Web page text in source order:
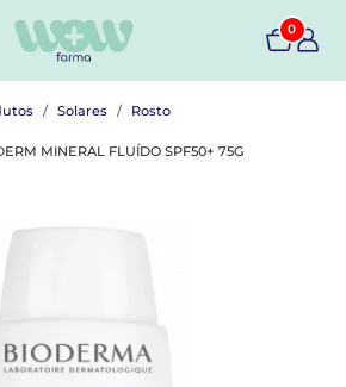
0
Solares Rosto
MINERAL FLUÍDO SPF50+ 75G